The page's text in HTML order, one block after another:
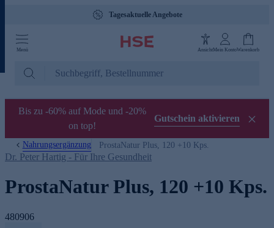
Tagesaktuelle Angebote
Menü AnsichtMein KontoWarenkorb
Bis zu -60% auf Mode und -20%
on top!
Gutschein aktivieren
Nahrungsergänzung ProstaNatur Plus, 120 +10 Kps.
Dr. Peter Hartig - Für Ihre Gesundheit
ProstaNatur Plus, 120 +10 Kps.
480906